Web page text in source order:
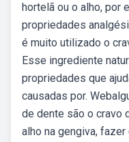
hortelã ou o alho, por
propriedades
é muito utilizado o
Esse ingrediente
propriedades que
causadas por.
de dente são o cravo
alho na gengiva,